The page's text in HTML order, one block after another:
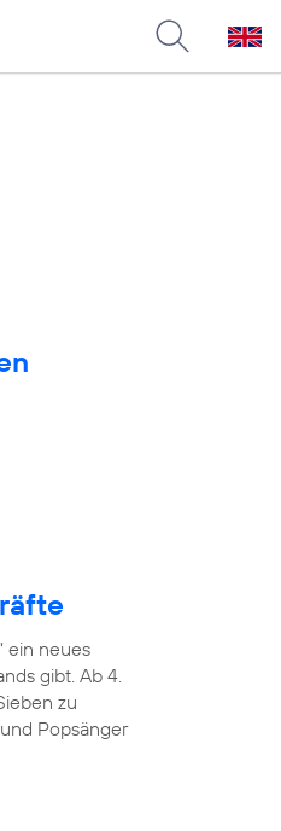
ein neues
gibt. Ab 4.
zu
Popsänger